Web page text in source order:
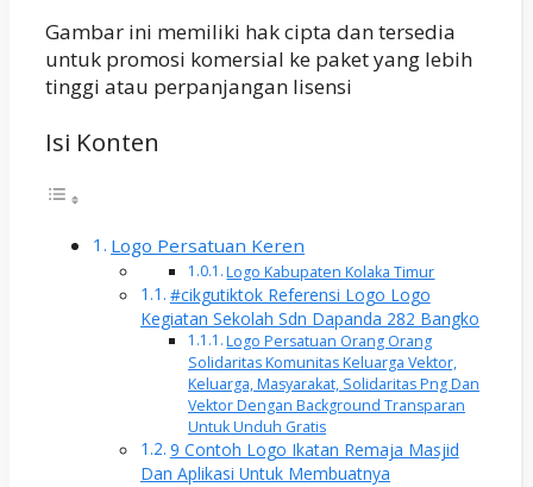
Gambar ini memiliki hak cipta dan tersedia
untuk promosi komersial ke paket yang lebih
tinggi atau perpanjangan lisensi
Isi Konten
Logo Persatuan Keren
Logo Kabupaten Kolaka Timur
#cikgutiktok Referensi Logo Logo
Kegiatan Sekolah Sdn Dapanda 282 Bangko
Logo Persatuan Orang Orang
Solidaritas Komunitas Keluarga Vektor,
Keluarga, Masyarakat, Solidaritas Png Dan
Vektor Dengan Background Transparan
Untuk Unduh Gratis
9 Contoh Logo Ikatan Remaja Masjid
Dan Aplikasi Untuk Membuatnya